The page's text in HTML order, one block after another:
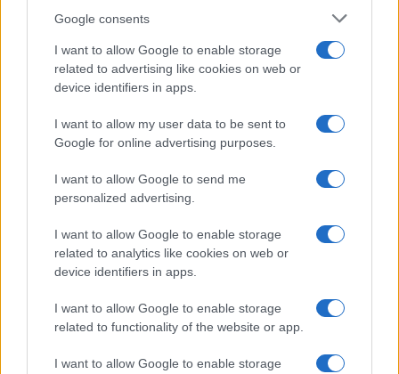
Google consents
I want to allow Google to enable storage
related to advertising like cookies on web or
device identifiers in apps.
I want to allow my user data to be sent to
Google for online advertising purposes.
I want to allow Google to send me
personalized advertising.
I want to allow Google to enable storage
related to analytics like cookies on web or
device identifiers in apps.
I want to allow Google to enable storage
related to functionality of the website or app.
I want to allow Google to enable storage
Trading intraday: discipline, gestion du risque et performance –
Infos Rédaction · 13 Fév 2026